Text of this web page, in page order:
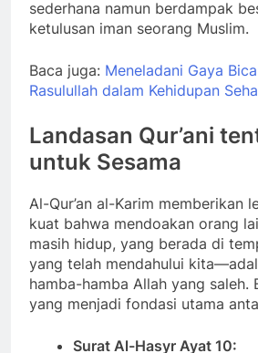
sederhana namun berdampak
ketulusan iman seorang Muslim.
Baca juga: Meneladani Gaya
Rasulullah dalam Kehidupan
Landasan Qur’ani
untuk Sesama
Al-Qur’an al-Karim memberikan
kuat bahwa mendoakan orang
masih hidup, yang berada di
yang telah mendahului
hamba-hamba Allah yang saleh.
yang menjadi fondasi utama
Surat Al-Hasyr Ayat 10: